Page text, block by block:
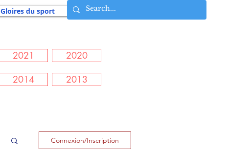
Gloires du sport
2021 2020
2014 2013
Connexion/Inscription